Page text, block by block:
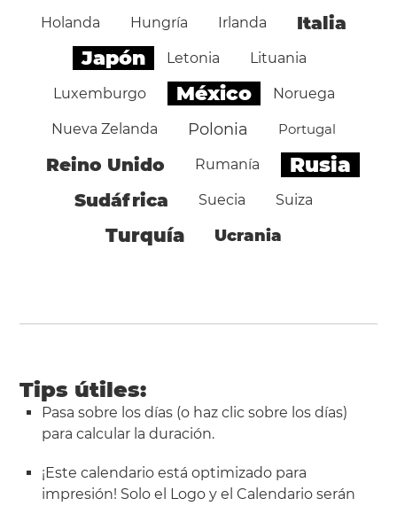
Holanda Hungría Irlanda Italia
Japón Letonia Lituania
Luxemburgo México Noruega
Nueva Zelanda Polonia Portugal
Reino Unido Rumanía Rusia
Sudáfrica Suecia Suiza
Turquía Ucrania
Tips útiles:
Pasa sobre los días (o haz clic sobre los días)
para calcular la duración.
¡Este calendario está optimizado para
impresión! Solo el Logo y el Calendario serán